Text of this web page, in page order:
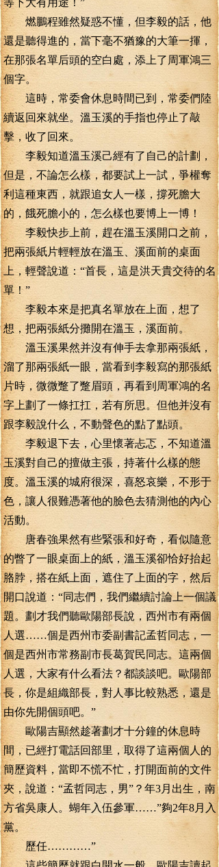
等下大有用途！”
燃鵬程雖然疑惑不懂，但李毅的話，他
還是聽得進的，當下毫不猶豫的大筆一揮，
在那張名單后頭的空白處，添上了周軍鴻三
個字。
這時，常委會休息時間已到，常委們陸
續返回來就坐。溫玉溪的手指也停止了敲
擊，收了回來。
李毅知道溫玉溪己經有了自己的計劃，
但是，不論怎么樣，都要試上一試，爭權奪
利這種東西，就跟追女人一樣，撐死膽大
的，餓死膽小的，怎么樣也要博上一博！
李毅快步上前，趕在溫玉溪開口之前，
把兩張紙片輕輕放在溫玉、溪面前的桌面
上，輕聲說道：“首長，這是洪天貴交待的名
單！”
李毅本來是把真名單放在上面，想了
想，把兩張紙分攤開在溫玉，溪面前。
溫玉溪果然并沒有伸手去拿那兩張紙，
溜了那兩張紙一眼，當看到李毅寫的那張紙
片時，微微蹩了蹩眉頭，再看到周軍鴻的名
字上劃了一條扛扛，若有所思。但他并沒有
跟李毅說什么，不動聲色的點了點頭。
李毅退下去，心里懷著忐忑，不知道溫
玉溪對自己的擅做主張，持著什么樣的態
度。溫玉溪的城府很深，喜怒哀樂，不形于
色，讓人很難憑著他的臉色去猜測他的內心
活動。
唐春強果然有些緊張和好奇，看似隨意
的瞥了一眼桌面上的紙，溫玉溪卻恰好抬起
胳脖，搭在紙上面，遮住了上面的字，然后
開口說道：“同志們，我們繼續討論上一個議
題。劃才我們聽歐陽部長說，西州市有兩個
人選……個是西州市委副書記孟哲同志，一
個是西州市常務副市長葛賀民同志。這兩個
人選，大家有什么看法？都談談吧。歐陽部
長，你是組織部長，對人事比較熟悉，還是
由你先開個頭吧。”
歐陽吉顯然趁著劃才十分鐘的休息時
間，已經打電話回部里，取得了這兩個人的
簡歷資料，當即不慌不忙，打開面前的文件
夾，說道：“孟哲同志，男”？年3月出生，南
方省吳康人。蝴年入伍參軍……”夠2年8月入
黨。
歷任…………”